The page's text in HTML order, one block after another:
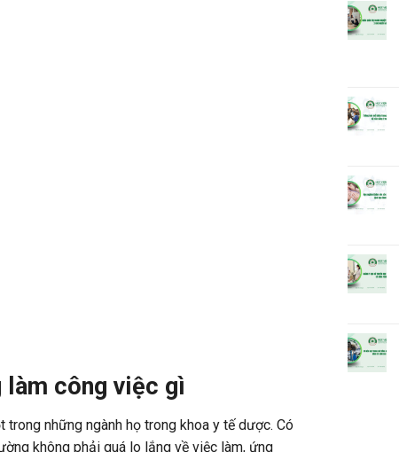
công việc gì
những ngành họ trong khoa y tế dược. Có
không phải quá lo lắng về việc làm, ứng